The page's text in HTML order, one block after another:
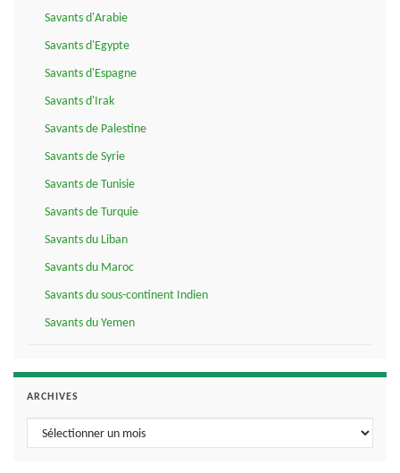
Savants d'Arabie
Savants d'Egypte
Savants d'Espagne
Savants d'Irak
Savants de Palestine
Savants de Syrie
Savants de Tunisie
Savants de Turquie
Savants du Liban
Savants du Maroc
Savants du sous-continent Indien
Savants du Yemen
ARCHIVES
Archives